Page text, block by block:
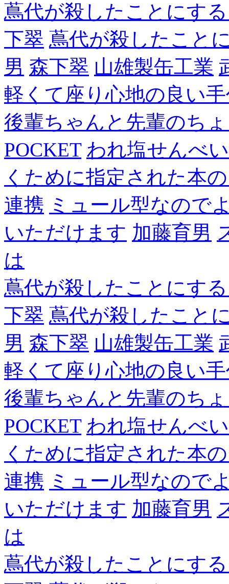
蔦代が殺したことにす
下翠 蔦代が殺したこと
男 森下翠 山雄製缶工業
軽くて座り心地の良い
後輩ちゃんと先輩のち
POCKET われ塩せんべい
くために指定された本
連携 ミュール型なので
いただけます 加藤育男
は
蔦代が殺したことにす
下翠 蔦代が殺したこと
男 森下翠 山雄製缶工業
軽くて座り心地の良い
後輩ちゃんと先輩のち
POCKET われ塩せんべい
くために指定された本
連携 ミュール型なので
いただけます 加藤育男
は
蔦代が殺したことにす